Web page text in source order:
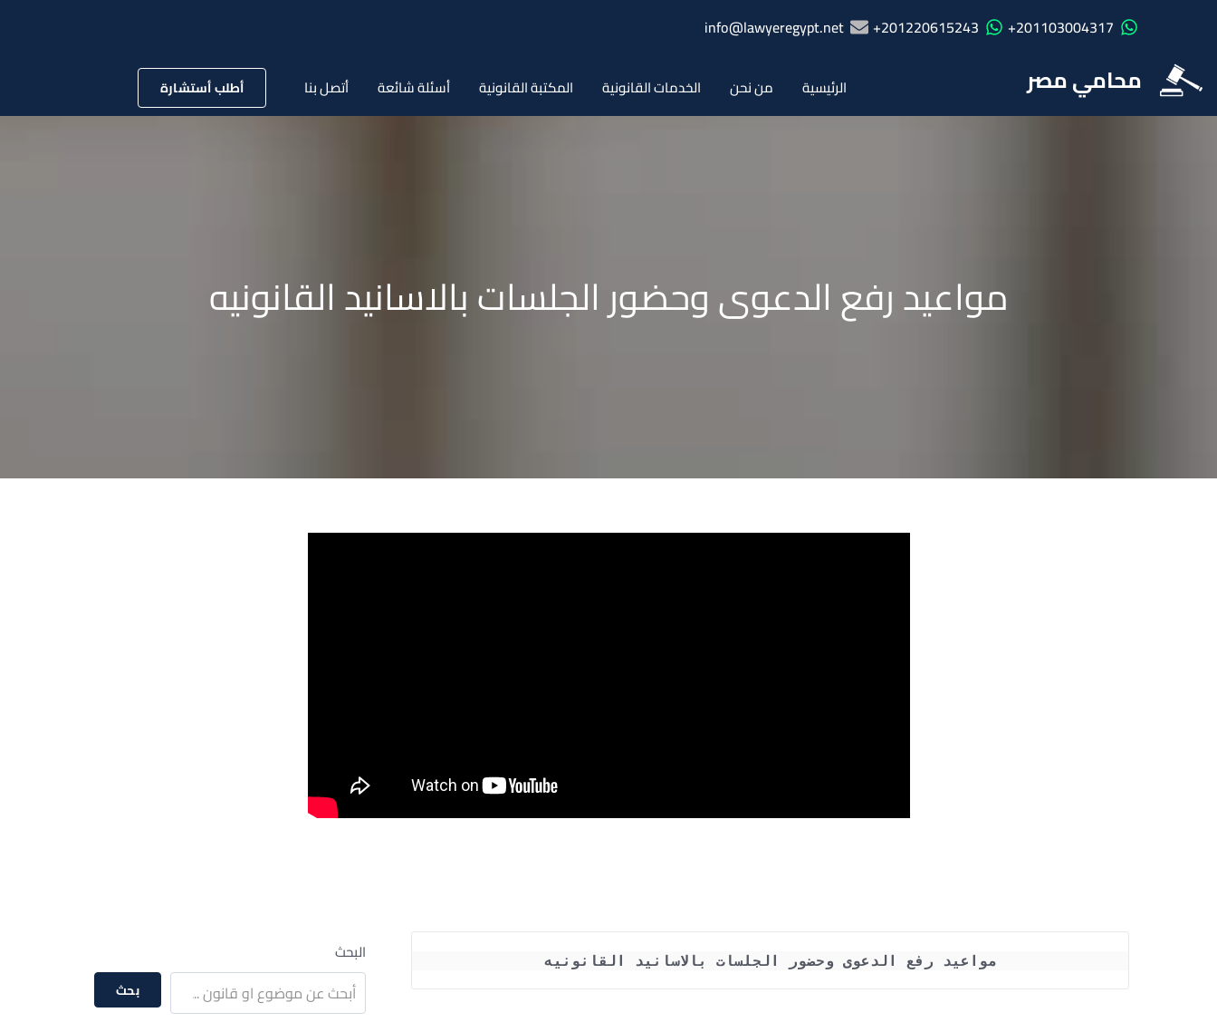
201103004317+
201220615243+
info@lawyeregypt.net
محامي مصر الرئيسية من نحن الخدمات القانونية المكتبة القانونية أسئلة شائعة أتصل بنا أطلب أستشارة
مواعيد رفع الدعوى وحضور الجلسات بالاسانيد القانونيه
مواعيد رفع الدعوى وحضور الجلسات بالاسانيد القانونيه البحث
بحث